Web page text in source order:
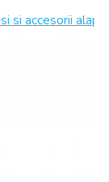
si accesorii